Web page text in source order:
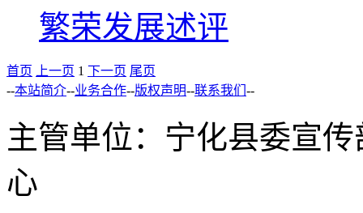
繁荣发展述评
首页 上一页 1 下一页 尾页
--本站简介--业务合作--版权声明--联系我们 --
主管单位：宁化县委宣
心